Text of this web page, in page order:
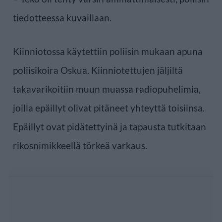
tiedotteessa kuvaillaan.
Kiinniotossa käytettiin poliisin mukaan apuna
poliisikoira Oskua. Kiinniotettujen jäljiltä
takavarikoitiin muun muassa radiopuhelimia,
joilla epäillyt olivat pitäneet yhteyttä toisiinsa.
Epäillyt ovat pidätettyinä ja tapausta tutkitaan
rikosnimikkeellä törkeä varkaus.